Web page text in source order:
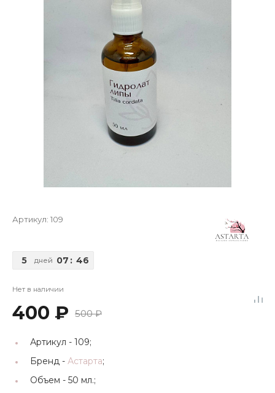
Артикул: 109
5 дней 07 : 46
Нет в наличии
400 ₽ 500 ₽
Артикул - 109;
Бренд - Астарта;
Объем - 50 мл.;